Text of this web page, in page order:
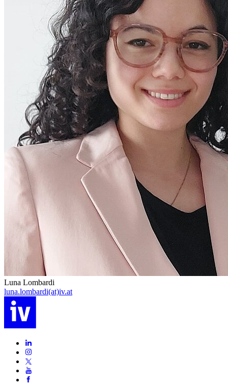
Luna Lombardi
luna.lombardi(at)iv.at